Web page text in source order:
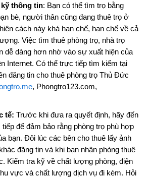
kỹ thông tin: Bạn có thể tìm trọ bằng
bè, người thân cũng đang thuê trọ ở
cách này khá hạn chế, hạn chế về cả
Việc tìm thuê phòng trọ, nhà trọ
dễ dàng hơn nhờ vào sự xuất hiện của
Internet. Có thể trực tiếp tìm kiếm tại
đăng tin cho thuê phòng trọ Thủ Đức
, Phongtro123.com,
tế: Trước khi đưa ra quyết định, hãy đến
để đảm bảo rằng phòng trọ phù hợp
bạn. Đôi lúc các bên cho thuê lấy ảnh
đăng tin và khi bạn nhận phòng thuê
Kiểm tra kỹ về chất lượng phòng, điện
vực và chất lượng dịch vụ đi kèm. Hỏi